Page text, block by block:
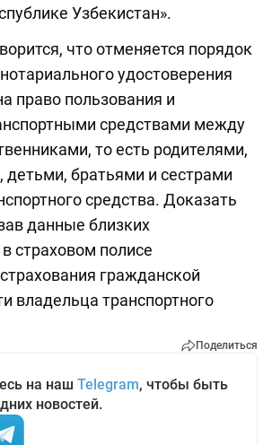
Узбекистан».
что отменяется порядок
удостоверения
право пользования и
средствами между
то есть родителями,
братьями и сестрами
средства. Доказать
данные близких
страховом полисе
гражданской
владельца транспортного
Поделиться
на наш Telegram, чтобы быть
новостей.